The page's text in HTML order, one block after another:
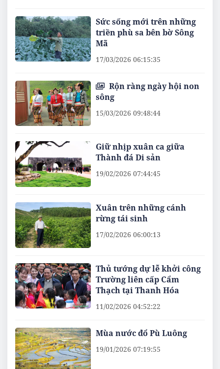
Sức sống mới trên những
triền phù sa bên bờ Sông
Mã
17/03/2026 06:15:35
Rộn ràng ngày hội non
sông
15/03/2026 09:48:44
Giữ nhịp xuân ca giữa
Thành đá Di sản
19/02/2026 07:44:45
Xuân trên những cánh
rừng tái sinh
17/02/2026 06:00:13
Thủ tướng dự lễ khởi công
Trường liên cấp Cẩm
Thạch tại Thanh Hóa
11/02/2026 04:52:22
Mùa nước đổ Pù Luông
19/01/2026 07:19:55